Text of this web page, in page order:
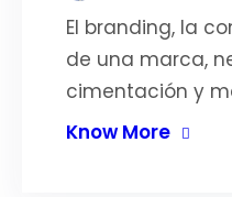
El branding, la
de una marca,
cimentación y
Know More